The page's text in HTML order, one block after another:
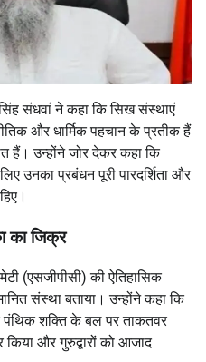
संधवांने कहा कि सिख संस्थाएं
और धार्मिक पहचान के प्रतीक हैं
हैं। उन्होंने जोर देकर कहा कि
उनका प्रबंधन पूरी पारदर्शिता और
का जिक्र
(एसजीपीसी) की ऐतिहासिक
संस्था बताया। उन्होंने कहा कि
शक्ति के बल पर ताकतवर
और गुरुद्वारों को आजाद